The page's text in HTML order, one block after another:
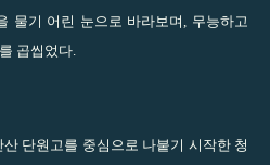
물기 어린 눈으로 바라보며, 무능하고
곱씹었다.
단원고를 중심으로 나붙기 시작한 청